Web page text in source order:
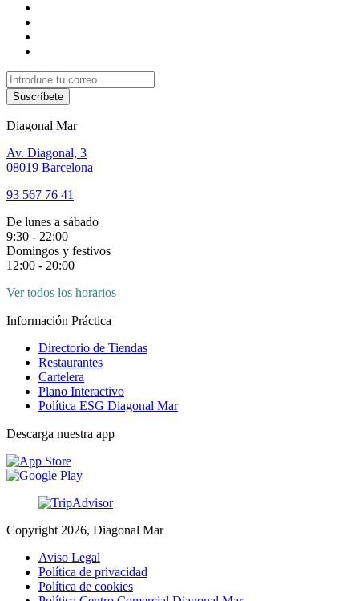
Suscríbete
Diagonal Mar
Av. Diagonal, 3
08019 Barcelona
93 567 76 41
De lunes a sábado
9:30 - 22:00
Domingos y festivos
12:00 - 20:00
Ver todos los horarios
Información Práctica
Directorio de Tiendas
Restaurantes
Cartelera
Plano Interactivo
Política ESG Diagonal Mar
Descarga nuestra app
Copyright 2026, Diagonal Mar
Aviso Legal
Política de privacidad
Política de cookies